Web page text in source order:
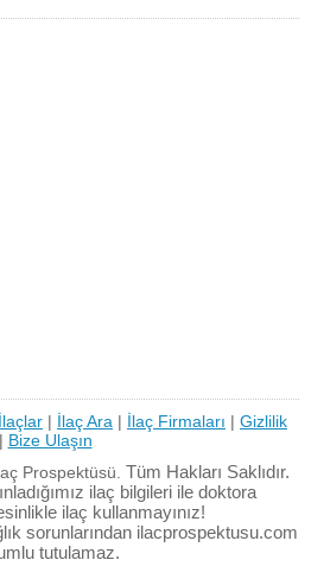
İlaçlar | İlaç Ara | İlaç Firmaları | Gizlilik
| Bize Ulaşın
Prospektüsü. Tüm Hakları Saklıdır.
ilaç bilgileri ile doktora
ilaç kullanmayınız!
sorunlarından ilacprospektusu.com
tutulamaz.